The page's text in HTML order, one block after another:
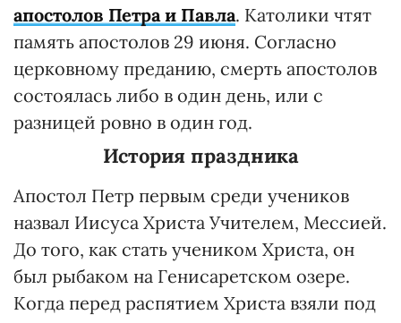
апостолов Петра и Павла. Католики чтят
память апостолов 29 июня. Согласно
церковному преданию, смерть апостолов
состоялась либо в один день, или с
разницей ровно в один год.
История праздника
Апостол Петр первым среди учеников
назвал Иисуса Христа Учителем, Мессией.
До того, как стать учеником Христа, он
был рыбаком на Генисаретском озере.
Когда перед распятием Христа взяли под